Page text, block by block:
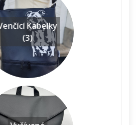
Kabelky
(3)